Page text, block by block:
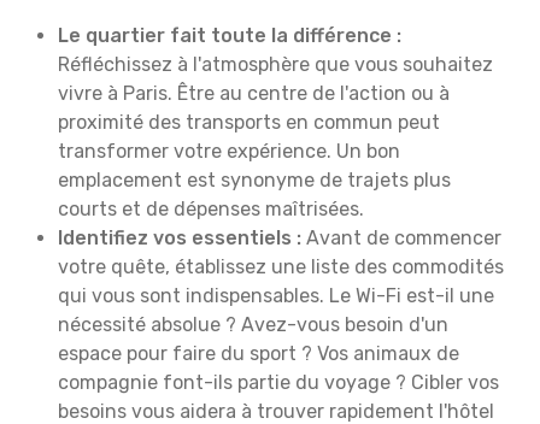
Le quartier fait toute la différence :
Réfléchissez à l'atmosphère que vous souhaitez
vivre à Paris. Être au centre de l'action ou à
proximité des transports en commun peut
transformer votre expérience. Un bon
emplacement est synonyme de trajets plus
courts et de dépenses maîtrisées.
Identifiez vos essentiels : Avant de commencer
votre quête, établissez une liste des commodités
qui vous sont indispensables. Le Wi-Fi est-il une
nécessité absolue ? Avez-vous besoin d'un
espace pour faire du sport ? Vos animaux de
compagnie font-ils partie du voyage ? Cibler vos
besoins vous aidera à trouver rapidement l'hôtel